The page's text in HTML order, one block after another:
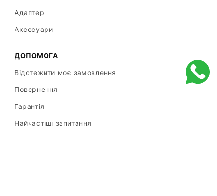
Адаптер
Аксесуари
ДОПОМОГА
Відстежити моє замовлення
Повернення
Гарантія
Найчастіші запитання